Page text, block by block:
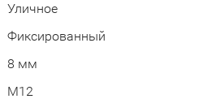
Уличное
Фиксированный
8 мм
М12